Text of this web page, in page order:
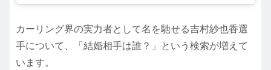
カーリング界の実力者として名を馳せる吉村紗也香選
手について、「結婚相手は誰？」という検索が増えて
います。